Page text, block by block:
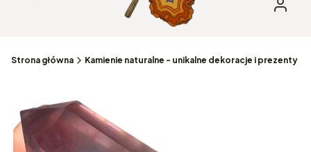
Strona główna Kamienie naturalne - unikalne dekoracje i prezenty